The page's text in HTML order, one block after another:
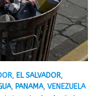
, EL SALVADOR,
, PANAMA, VENEZUELA